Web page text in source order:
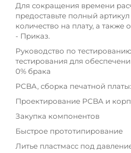
Для сокращения времени
предоставьте полный
количество на плату, а также
- Приказ.
Руководство по
тестирования для
0% брака
PCBA, сборка печатной
Проектирование PCBA и
Закупка компонентов
Быстрое прототипирование
Литье пластмасс под